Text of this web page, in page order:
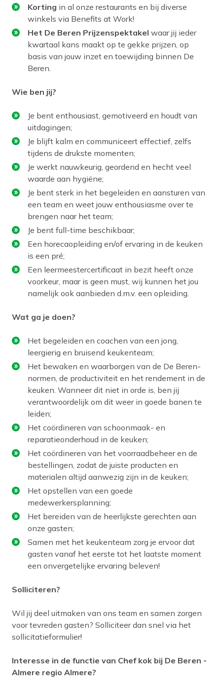
Korting in al onze restaurants en bij diverse
winkels via Benefits at Work!
Het De Beren Prijzenspektakel waar jij ieder
kwartaal kans maakt op te gekke prijzen, op
basis van jouw inzet en toewijding binnen De
Beren.
Wie ben jij?
Je bent enthousiast, gemotiveerd en houdt van
uitdagingen;
Je blijft kalm en communiceert effectief, zelfs
tijdens de drukste momenten;
Je werkt nauwkeurig, geordend en hecht veel
waarde aan hygiëne;
Je bent sterk in het begeleiden en aansturen van
een team en weet jouw enthousiasme over te
brengen naar het team;
Je bent full-time beschikbaar;
Een horecaopleiding en/of ervaring in de keuken
is een pré;
Een leermeestercertificaat in bezit heeft onze
voorkeur, maar is geen must, wij kunnen het jou
namelijk ook aanbieden d.m.v. een opleiding.
Wat ga je doen?
Het begeleiden en coachen van een jong,
leergierig en bruisend keukenteam;
Het bewaken en waarborgen van de De Beren-
normen, de productiviteit en het rendement in de
keuken. Wanneer dit niet in orde is, ben jij
verantwoordelijk om dit weer in goede banen te
leiden;
Het coördineren van schoonmaak- en
reparatieonderhoud in de keuken;
Het coördineren van het voorraadbeheer en de
bestellingen, zodat de juiste producten en
materialen altijd aanwezig zijn in de keuken;
Het opstellen van een goede
medewerkersplanning;
Het bereiden van de heerlijkste gerechten aan
onze gasten;
Samen met het keukenteam zorg je ervoor dat
gasten vanaf het eerste tot het laatste moment
een onvergetelijke ervaring beleven!
Solliciteren?
Wil jij deel uitmaken van ons team en samen zorgen
voor tevreden gasten? Solliciteer dan snel via het
sollicitatieformulier!
Interesse in de functie van Chef kok bij De Beren -
Almere regio Almere?